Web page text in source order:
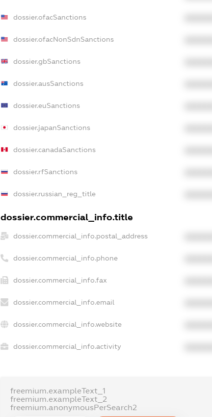
dossier.ofacSanctions
dossier.ofacNonSdnSanctions
dossier.gbSanctions
dossier.ausSanctions
dossier.euSanctions
dossier.japanSanctions
dossier.canadaSanctions
dossier.rfSanctions
dossier.russian_reg_title
dossier.commercial_info.title
dossier.commercial_info.postal_address
dossier.commercial_info.phone
dossier.commercial_info.fax
dossier.commercial_info.email
dossier.commercial_info.website
dossier.commercial_info.activity
freemium.exampleText_1
freemium.exampleText_2
freemium.anonymousPerSearch2